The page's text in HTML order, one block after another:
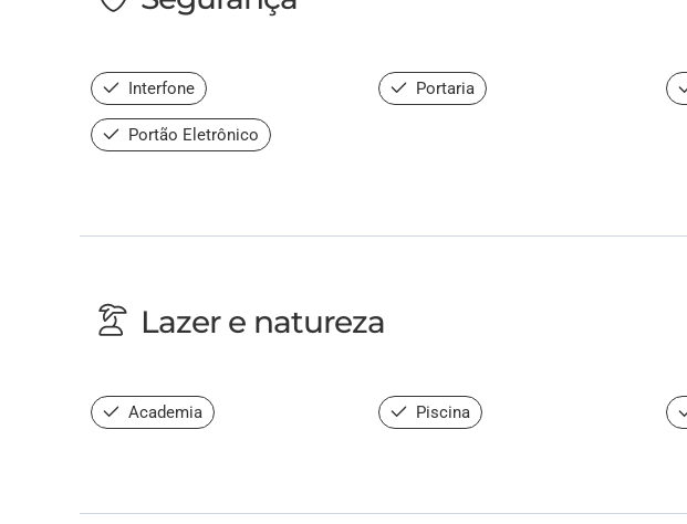
Interfone Portaria
Portão Eletrônico
Lazer e natureza
Academia Piscina